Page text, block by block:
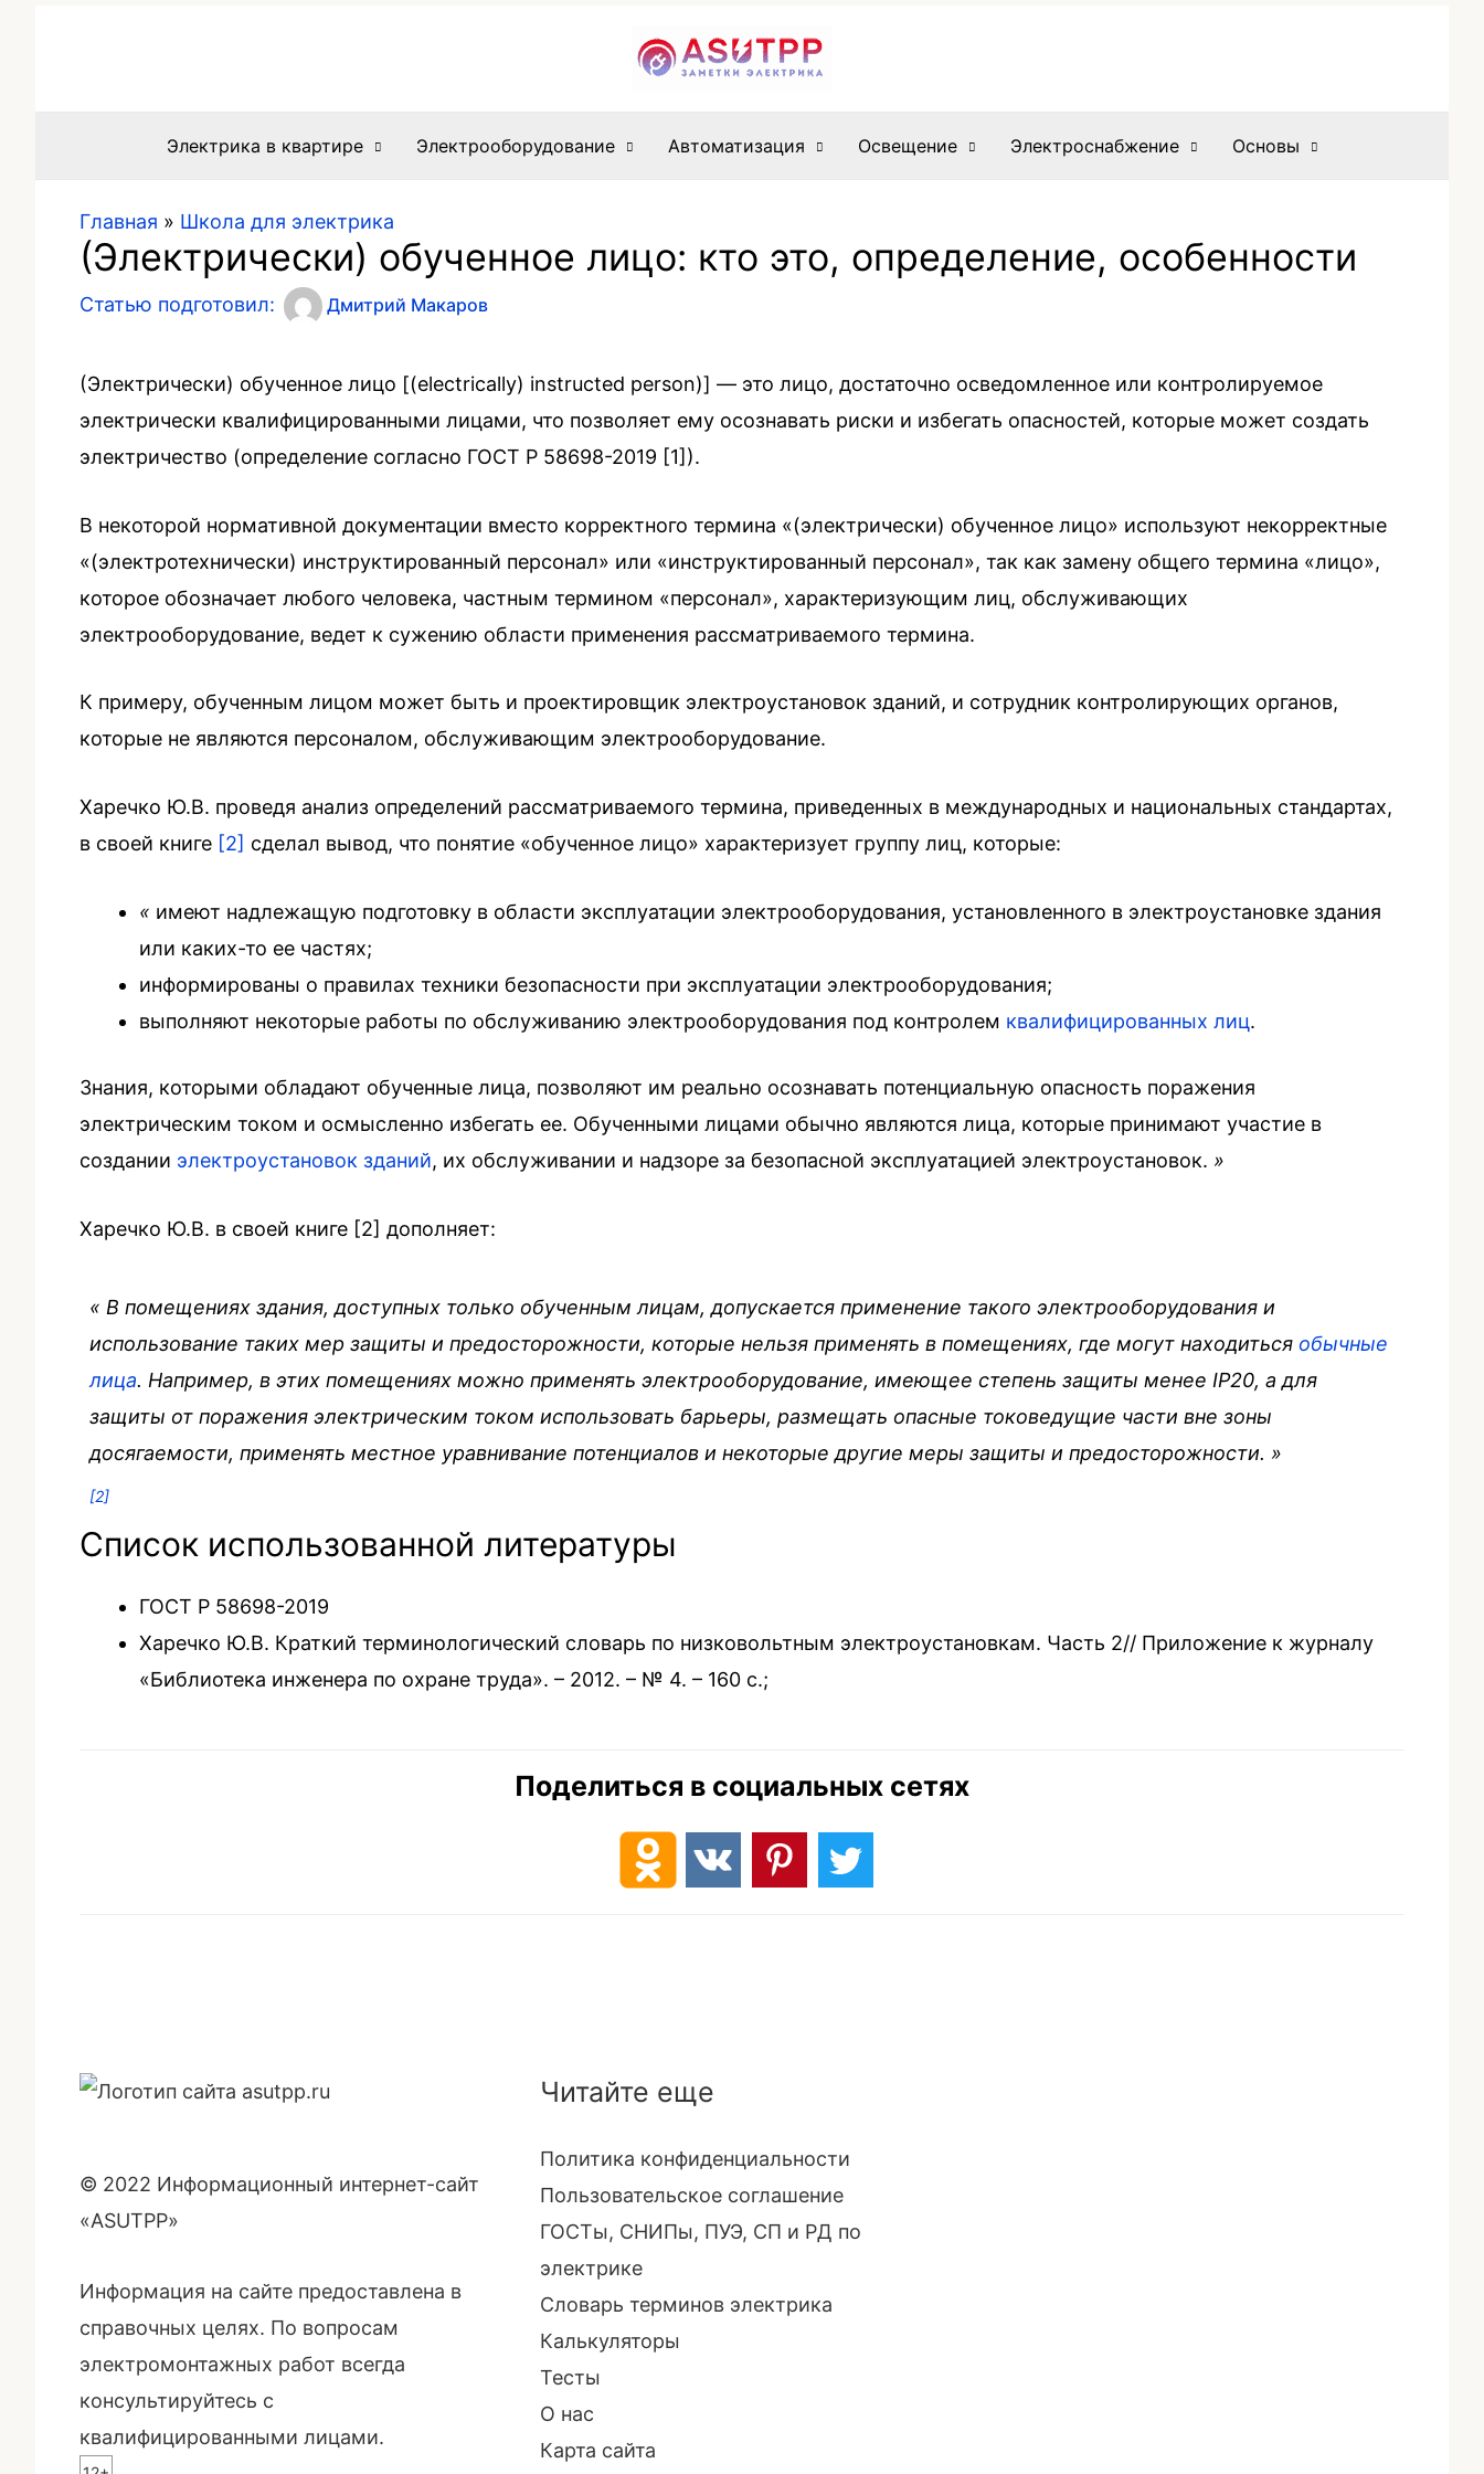
Электрика в квартире Электрооборудование Автоматизация Освещение Электроснабжение Основы
Главная » Школа для электрика
(Электрически) обученное лицо: кто это, определение, особенности
Статью подготовил: Дмитрий Макаров
(Электрически) обученное лицо [(electrically) instructed person)] — это лицо, достаточно осведомленное или контролируемое
электрически квалифицированными лицами, что позволяет ему осознавать риски и избегать опасностей, которые может создать
электричество (определение согласно ГОСТ Р 58698-2019 [1]).
В некоторой нормативной документации вместо корректного термина «(электрически) обученное лицо» используют некорректные
«(электротехнически) инструктированный персонал» или «инструктированный персонал», так как замену общего термина «лицо»,
которое обозначает любого человека, частным термином «персонал», характеризующим лиц, обслуживающих
электрооборудование, ведет к сужению области применения рассматриваемого термина.
К примеру, обученным лицом может быть и проектировщик электроустановок зданий, и сотрудник контролирующих органов,
которые не являются персоналом, обслуживающим электрооборудование.
Харечко Ю.В. проведя анализ определений рассматриваемого термина, приведенных в международных и национальных стандартах,
в своей книге [2] сделал вывод, что понятие «обученное лицо» характеризует группу лиц, которые:
« имеют надлежащую подготовку в области эксплуатации электрооборудования, установленного в электроустановке здания
или каких-то ее частях;
информированы о правилах техники безопасности при эксплуатации электрооборудования;
выполняют некоторые работы по обслуживанию электрооборудования под контролем квалифицированных лиц.
Знания, которыми обладают обученные лица, позволяют им реально осознавать потенциальную опасность поражения
электрическим током и осмысленно избегать ее. Обученными лицами обычно являются лица, которые принимают участие в
создании электроустановок зданий, их обслуживании и надзоре за безопасной эксплуатацией электроустановок. »
Харечко Ю.В. в своей книге [2] дополняет:
« В помещениях здания, доступных только обученным лицам, допускается применение такого электрооборудования и
использование таких мер защиты и предосторожности, которые нельзя применять в помещениях, где могут находиться обычные
лица. Например, в этих помещениях можно применять электрооборудование, имеющее степень защиты менее IP20, а для
защиты от поражения электрическим током использовать барьеры, размещать опасные токоведущие части вне зоны
досягаемости, применять местное уравнивание потенциалов и некоторые другие меры защиты и предосторожности. »
[2]
Список использованной литературы
ГОСТ Р 58698-2019
Харечко Ю.В. Краткий терминологический словарь по низковольтным электроустановкам. Часть 2// Приложение к журналу
«Библиотека инженера по охране труда». – 2012. – № 4. – 160 c.;
Поделиться в социальных сетях
© 2022 Информационный интернет-сайт
«ASUTPP»
Информация на сайте предоставлена в
справочных целях. По вопросам
электромонтажных работ всегда
консультируйтесь с
квалифицированными лицами.
Читайте еще
Политика конфиденциальности
Пользовательское соглашение
ГОСТы, СНИПы, ПУЭ, СП и РД по
электрике
Словарь терминов электрика
Калькуляторы
Тесты
О нас
Карта сайта